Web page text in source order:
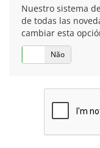
Nuestro sistema
de todas las
cambiar esta
Não